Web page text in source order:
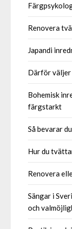
Renovera
Japandi
Därför
Bohemisk
färgstarkt
Så bevarar
Hur du
Renovera
Sängar i
och